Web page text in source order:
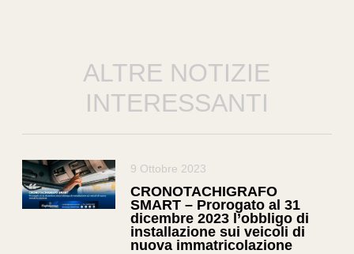
ALTRE NOTIZIE
INTERESSANTI
9 Ottobre 2023
CRONOTACHIGRAFO
SMART – Prorogato al 31
dicembre 2023 l’obbligo di
installazione sui veicoli di
nuova immatricolazione